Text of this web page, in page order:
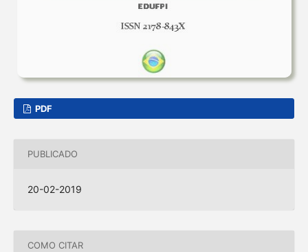
PDF
PUBLICADO
20-02-2019
COMO CITAR